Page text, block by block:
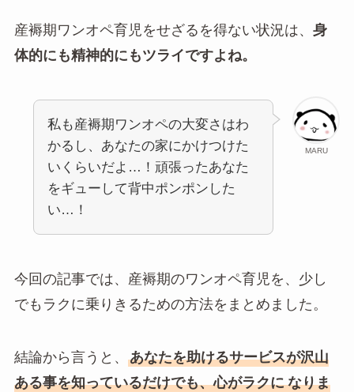
産褥期ワンオペ育児をせざるを得ない状況は、 身
体的にも精神的にもツライですよね。
MARU
私も産褥期ワンオペの大変さはわ
かるし、あなたの家にかけつけた
いくらいだよ…！頑張ったあなた
をギューして背中ポンポンした
い…！
今回の記事では、産褥期のワンオペ育児を、少し
でもラクに乗りきるための方法をまとめました。
結論から言うと、 あなたを助けるサービスが沢山
ある事を知っているだけでも、心がラクに なりま